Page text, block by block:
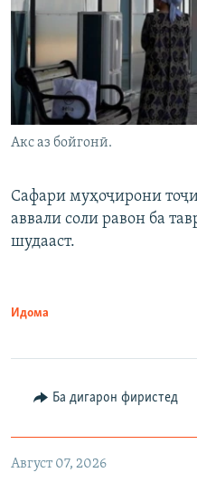
Акс аз бойгонӣ.
Сафари муҳоҷирони
аввали соли равон ба
шудааст.
Идома
Ба дигарон фиристед
Август 07, 2026